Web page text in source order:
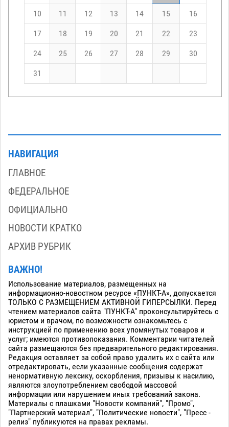
10 11 12 13 14 15 16
17 18 19 20 21 22 23
24 25 26 27 28 29 30
31
НАВИГАЦИЯ
ГЛАВНОЕ
ФЕДЕРАЛЬНОЕ
ОФИЦИАЛЬНО
НОВОСТИ КРАТКО
АРХИВ РУБРИК
ВАЖНО!
Использование материалов, размещенных на
информационно-новостном ресурсе «ПУНКТ-А», допускается
ТОЛЬКО С РАЗМЕЩЕНИЕМ АКТИВНОЙ ГИПЕРСЫЛКИ. Перед
чтением материалов сайта "ПУНКТ-А" проконсультируйтесь с
юристом и врачом, по возможности ознакомьтесь с
инструкцией по применению всех упомянутых товаров и
услуг; имеются противопоказания. Комментарии читателей
сайта размещаются без предварительного редактирования.
Редакция оставляет за собой право удалить их с сайта или
отредактировать, если указанные сообщения содержат
ненормативную лексику, оскорбления, призывы к насилию,
являются злоупотреблением свободой массовой
информации или нарушением иных требований закона.
Материалы с плашками "Новости компаний", "Промо",
"Партнерский материал", "Политические новости", "Пресс -
релиз" публикуются на правах рекламы.